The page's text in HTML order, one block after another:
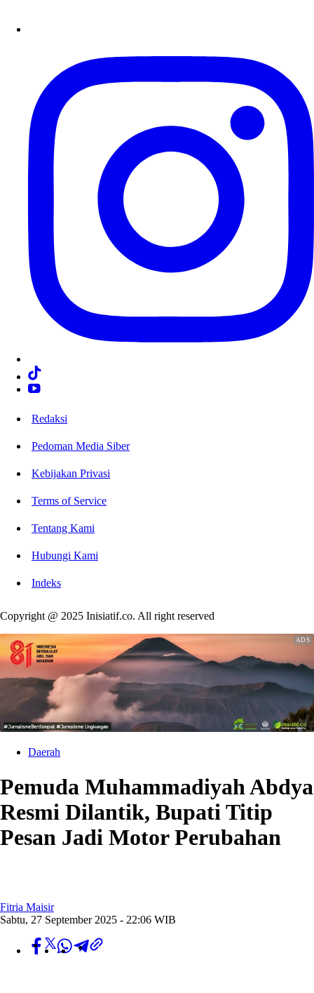
Redaksi
Pedoman Media Siber
Kebijakan Privasi
Terms of Service
Tentang Kami
Hubungi Kami
Indeks
Copyright @ 2025 Inisiatif.co. All right reserved
Daerah
Pemuda Muhammadiyah Abdya
Resmi Dilantik, Bupati Titip
Pesan Jadi Motor Perubahan
Fitria Maisir
Sabtu, 27 September 2025 - 22:06 WIB